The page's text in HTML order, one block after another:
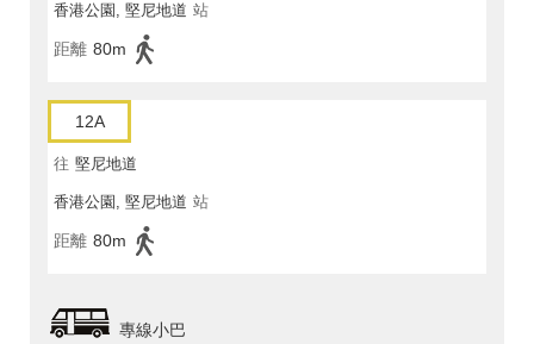
香港公園, 堅尼地道 站
距離 80m
12A
往 堅尼地道
香港公園, 堅尼地道 站
距離 80m
專線小巴